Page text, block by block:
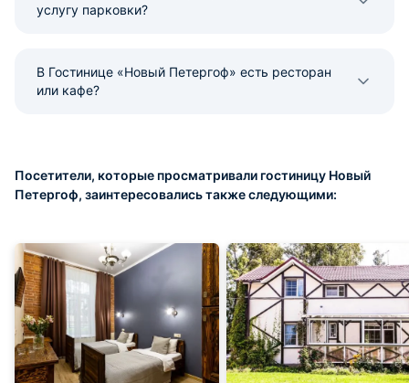
услугу парковки?
В Гостинице «Новый Петергоф» есть ресторан
или кафе?
Посетители, которые просматривали гостиницу Новый
Петергоф, заинтересовались также следующими: